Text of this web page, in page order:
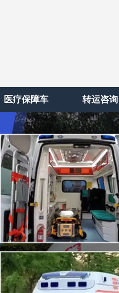
医疗保障车 转运咨询